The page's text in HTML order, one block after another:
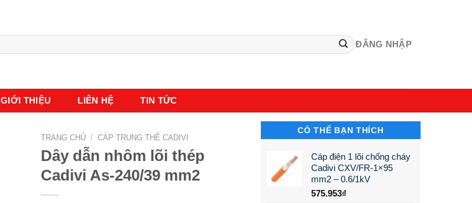
ĐĂNG NHẬP
GIỚI THIỆU LIÊN HỆ TIN TỨC
CÓ THỂ BẠN THÍCH
Cáp điện 1 lõi chống cháy
Cadivi CXV/FR-1×95
mm2 – 0.6/1kV
575.953₫
TRANG CHỦ / CÁP TRUNG THẾ CADIVI
Dây dẫn nhôm lõi thép
Cadivi As-240/39 mm2